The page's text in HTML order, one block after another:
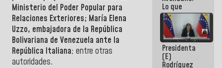
Ministerio del Poder Popular para
Relaciones Exteriores; María Elena
Uzzo, embajadora de la República
Bolivariana de Venezuela ante la
República Italiana; entre otras
autoridades.
Lo que
vayas a
escribir
hazlo hoy
por que no
sabemos si
la semana
que viene
Presidenta
(E)
Rodríguez